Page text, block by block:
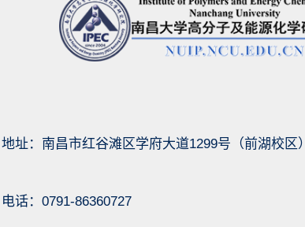
地址：南昌市红谷滩区学府大道1299号（前湖校区）
电话：0791-86360727